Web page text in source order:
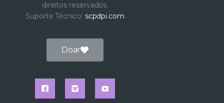
direitos reservados.
Suporte Técnico: scpdpi.com
Doar